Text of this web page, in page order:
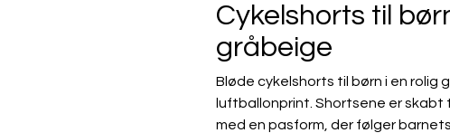
Cykelshorts til
gråbeige
Bløde cykelshorts til børn i en rolig
luftballonprint. Shortsene er skabt
med en pasform, der følger